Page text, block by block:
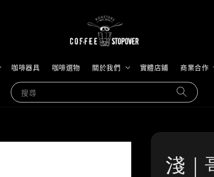
搜尋
咖啡器具 咖啡選物 關於我們 實體店鋪 商業合作
淺｜